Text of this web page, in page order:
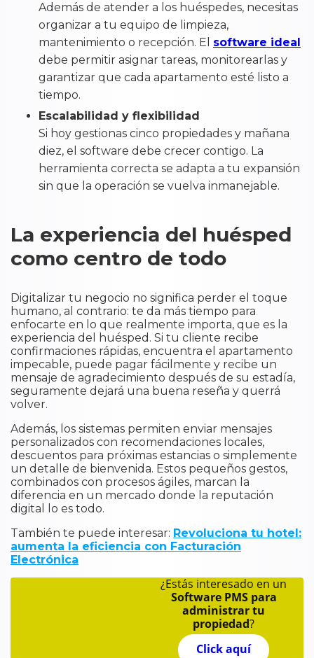
Además de atender a los huéspedes, necesitas
organizar a tu equipo de limpieza,
mantenimiento o recepción. El software ideal
debe permitir asignar tareas, monitorearlas y
garantizar que cada apartamento esté listo a
tiempo.
Escalabilidad y flexibilidad
Si hoy gestionas cinco propiedades y mañana
diez, el software debe crecer contigo. La
herramienta correcta se adapta a tu expansión
sin que la operación se vuelva inmanejable.
La experiencia del huésped
como centro de todo
Digitalizar tu negocio no significa perder el toque
humano, al contrario: te da más tiempo para
enfocarte en lo que realmente importa, que es la
experiencia del huésped. Si tu cliente recibe
confirmaciones rápidas, encuentra el apartamento
impecable, puede pagar fácilmente y recibe un
mensaje de agradecimiento después de su estadía,
seguramente dejará una buena reseña y querrá
volver.
Además, los sistemas permiten enviar mensajes
personalizados con recomendaciones locales,
descuentos para próximas estancias o simplemente
un detalle de bienvenida. Estos pequeños gestos,
combinados con procesos ágiles, marcan la
diferencia en un mercado donde la reputación
digital lo es todo.
También te puede interesar: Revoluciona tu hotel:
aumenta la eficiencia con Facturación
Electrónica
¿Estás interesado en un
Software PMS para
administrar tu
propiedad?
Click aquí